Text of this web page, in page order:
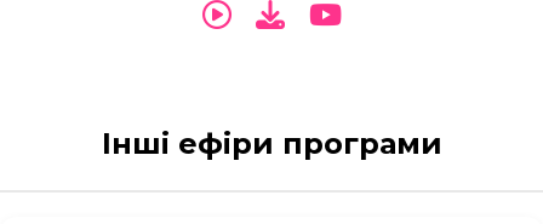
Інші ефіри програми